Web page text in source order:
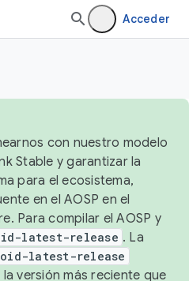
Acceder
con nuestro modelo
Stable y garantizar la
para el ecosistema,
en el AOSP en el
Para compilar el AOSP y
latest-release . La
latest-release
versión más reciente que